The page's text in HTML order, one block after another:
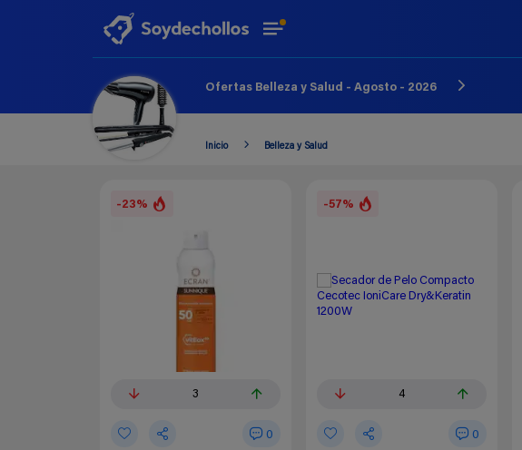
Ofertas Belleza y Salud - Agosto - 2026
Inicio Belleza y Salud
-23%
3
0
-57%
4
0